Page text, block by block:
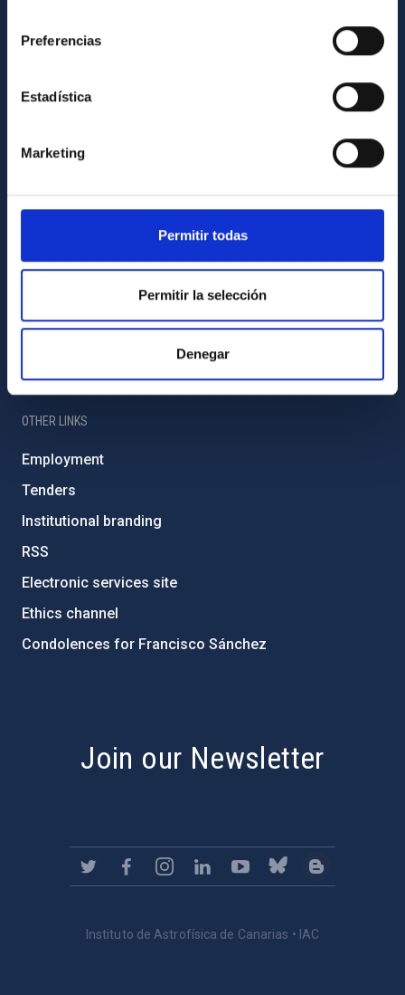
Preferencias
Estadística
Marketing
Permitir todas
Permitir la selección
Denegar
Forever IAC
External funding
IAC PORTAL
Accessibility
OTHER LINKS
Employment
Tenders
Institutional branding
RSS
Electronic services site
Ethics channel
Condolences for Francisco Sánchez
Join our Newsletter
Instituto de Astrofísica de Canarias • IAC